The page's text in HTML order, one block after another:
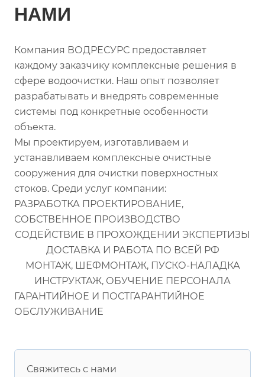
НАМИ
Компания ВОДРЕСУРС предоставляет
каждому заказчику комплексные решения в
сфере водоочистки. Наш опыт позволяет
разрабатывать и внедрять современные
системы под конкретные особенности
объекта.
Мы проектируем, изготавливаем и
устанавливаем комплексные очистные
сооружения для очистки поверхностных
стоков. Среди услуг компании:
РАЗРАБОТКА ПРОЕКТИРОВАНИЕ,
СОБСТВЕННОЕ ПРОИЗВОДСТВО
СОДЕЙСТВИЕ В ПРОХОЖДЕНИИ ЭКСПЕРТИЗЫ
ДОСТАВКА И РАБОТА ПО ВСЕЙ РФ
МОНТАЖ, ШЕФМОНТАЖ, ПУСКО-НАЛАДКА
ИНСТРУКТАЖ, ОБУЧЕНИЕ ПЕРСОНАЛА
ГАРАНТИЙНОЕ И ПОСТГАРАНТИЙНОЕ
ОБСЛУЖИВАНИЕ
Свяжитесь с нами